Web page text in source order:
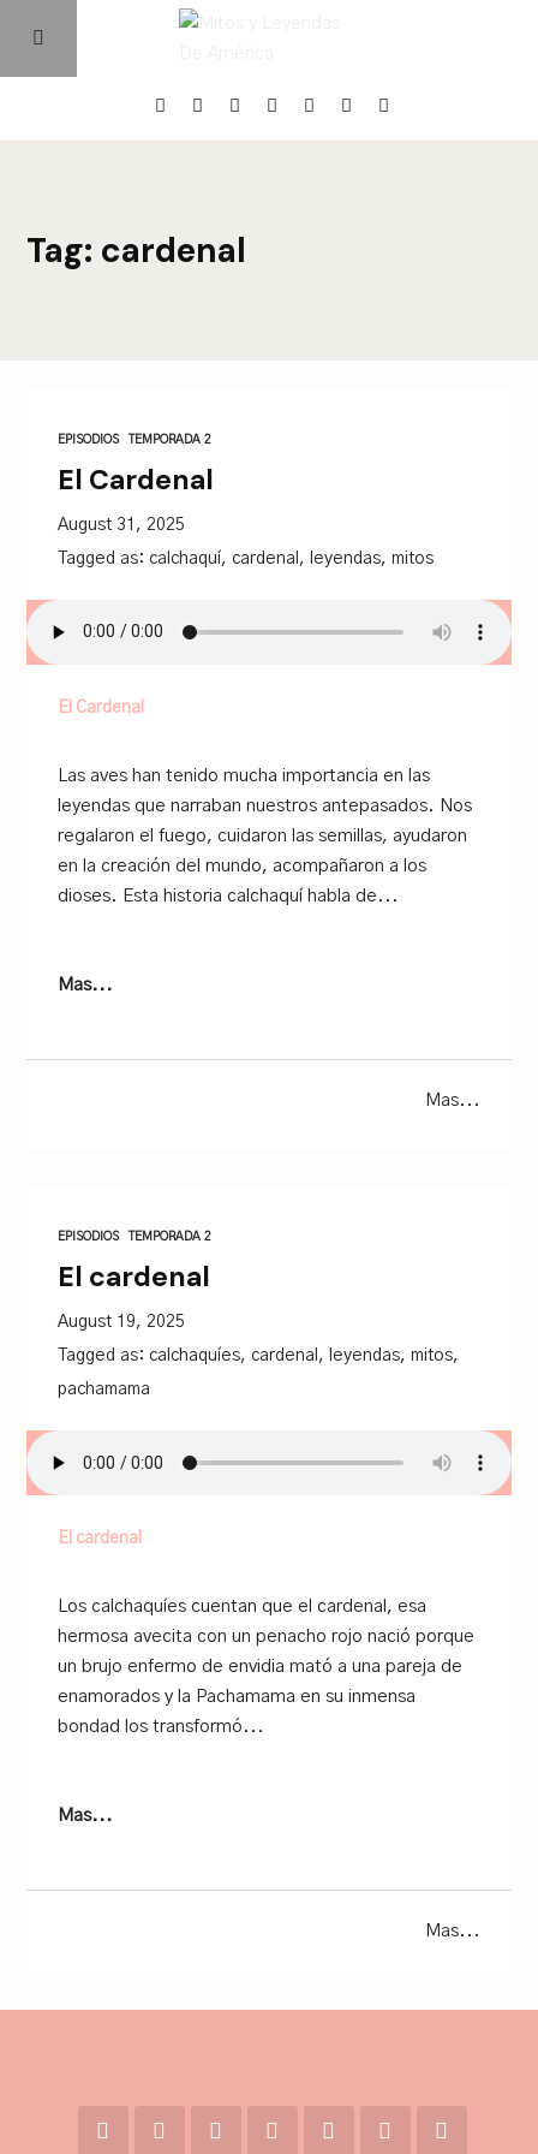
Episodios
Tag: cardenal
EPISODIOS TEMPORADA 2
El Cardenal
August 31, 2025
Tagged as: calchaquí, cardenal , leyendas,mitos
El Cardenal
Las aves han tenido mucha importancia en las
leyendas que narraban nuestros antepasados. Nos
regalaron el fuego, cuidaron las semillas, ayudaron
en la creación del mundo, acompañaron a los
dioses. Esta historia calchaquí habla de...
Mas...
Mas...
EPISODIOS TEMPORADA 2
El cardenal
August 19, 2025
Tagged as: calchaquíes, cardenal , leyendas,mitos,
pachamama
El cardenal
Los calchaquíes cuentan que el cardenal, esa
hermosa avecita con un penacho rojo nació porque
un brujo enfermo de envidia mató a una pareja de
enamorados y la Pachamama en su inmensa
bondad los transformó...
Mas...
Mas...